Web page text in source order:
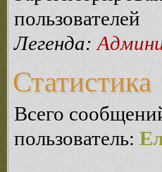
пользователей
Легенда:
Статистика
Всего
пользователь: